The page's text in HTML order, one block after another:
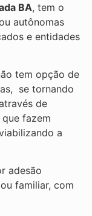
BA, tem o
autônomas
e entidades
tem opção de
se tornando
de
fazem
a
adesão
familiar, com